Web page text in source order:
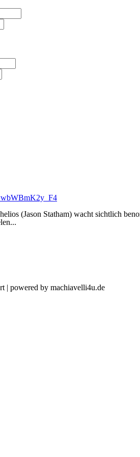
(Jason Statham) wacht sichtlich
| powered by machiavelli4u.de